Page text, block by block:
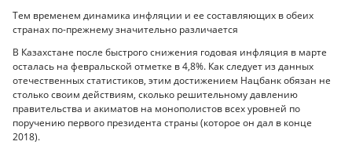
Тем временем динамика инфляции и ее составляющих в обеих
странах по-прежнему значительно различается
В Казахстане после быстрого снижения годовая инфляция в марте
осталась на февральской отметке в 4,8%. Как следует из данных
отечественных статистиков, этим достижением Нацбанк обязан не
столько своим действиям, сколько решительному давлению
правительства и акиматов на монополистов всех уровней по
поручению первого президента страны (которое он дал в конце
2018).